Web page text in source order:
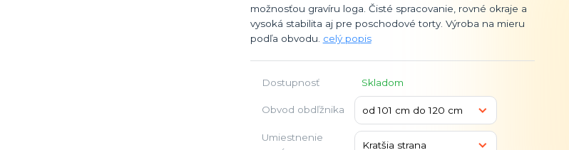
možnosťou gravíru loga. Čisté spracovanie, rovné okraje a
vysoká stabilita aj pre poschodové torty. Výroba na mieru
podľa obvodu. celý popis
Dostupnosť Skladom
Obvod obdľžnika
Umiestnenie